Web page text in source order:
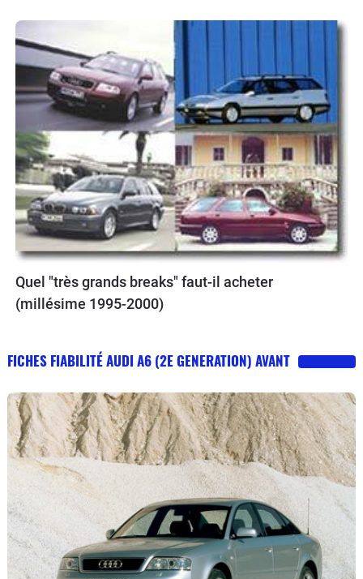
Quel "très grands breaks" faut-il acheter
(millésime 1995-2000)
FICHES FIABILITÉ AUDI A6 (2E GENERATION) AVANT